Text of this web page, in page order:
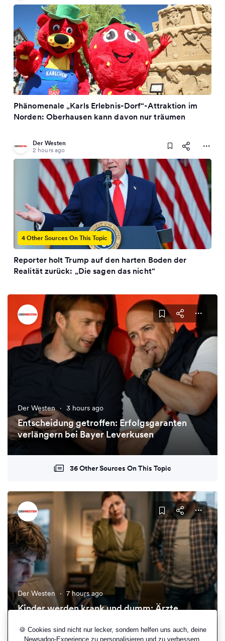
🍪 Cookies sind nicht nur lecker, sondern helfen uns auch, deine
Newsadoo-Experience zu personalisieren und zu verbessern.
Phänomenale „Karls Erlebnis-Dorf“-Attraktion im
Norden: Oberhausen kann davon nur träumen
Der Westen
2 hours ago
4 Other Sources On This Topic
Reporter holt Trump auf den harten Boden der
Realität zurück: „Die sagen das nicht“
Der Westen · 3 hours ago
Entscheidung getroffen: Erfolgsgaranten
verlängern bei Bayer Leverkusen
36 Other Sources On This Topic
Der Westen · 7 hours ago
Kinder werden krank und dumm: Ärzte
Media vor